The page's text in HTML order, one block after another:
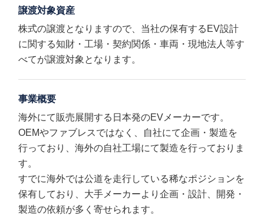
譲渡対象資産
株式の譲渡となりますので、当社の保有するEV設計
に関する知財・工場・契約関係・車両・現地法人等す
べてが譲渡対象となります。
事業概要
海外にて販売展開する日本発のEVメーカーです。
OEMやファブレスではなく、自社にて企画・製造を
行っており、海外の自社工場にて製造を行っておりま
す。
すでに海外では公道を走行している稀なポジションを
保有しており、大手メーカーより企画・設計、開発・
製造の依頼が多く寄せられます。